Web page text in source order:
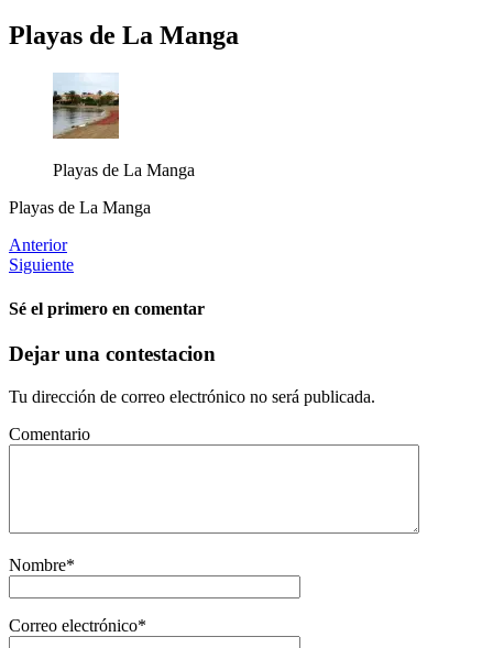
Playas de La Manga
Playas de La Manga
Playas de La Manga
Anterior
Siguiente
Sé el primero en comentar
Dejar una contestacion
Tu dirección de correo electrónico no será publicada.
Comentario
Nombre*
Correo electrónico*